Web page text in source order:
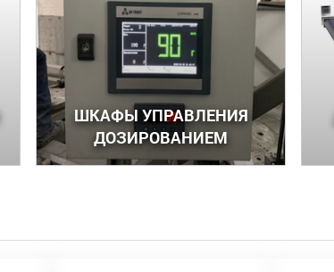
ШКАФЫ УПРАВЛЕНИЯ
ДОЗИРОВАНИЕМ